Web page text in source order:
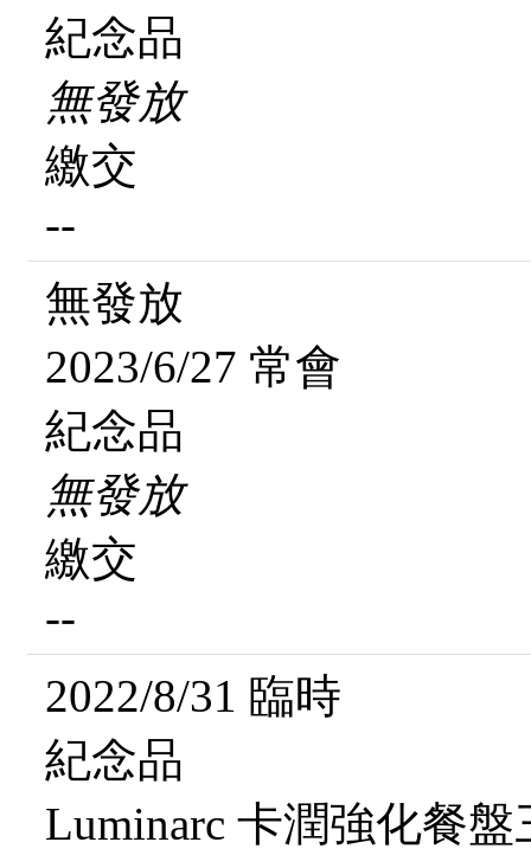
紀念品
無發放
繳交
--
無發放
2023/6/27 常會
紀念品
無發放
繳交
--
2022/8/31 臨時
紀念品
Luminarc 卡潤強化餐盤